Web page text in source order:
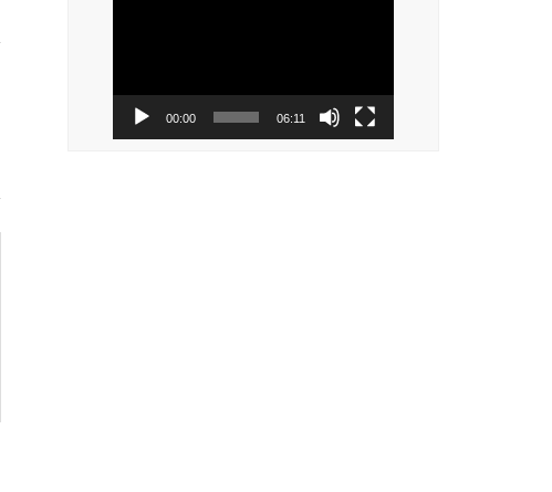
00:00 06:11